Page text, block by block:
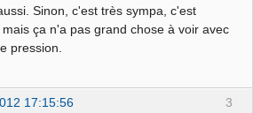
Sinon, c'est très sympa, c'est
mais ça n'a pas grand chose à voir avec
pression.
3
17:15:56